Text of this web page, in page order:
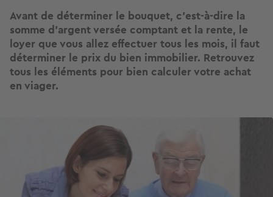
Avant de déterminer le bouquet, c'est-à-dire la
somme d’argent versée comptant et la rente, le
loyer que vous allez effectuer tous les mois, il faut
déterminer le prix du bien immobilier. Retrouvez
tous les éléments pour bien calculer votre achat
en viager.